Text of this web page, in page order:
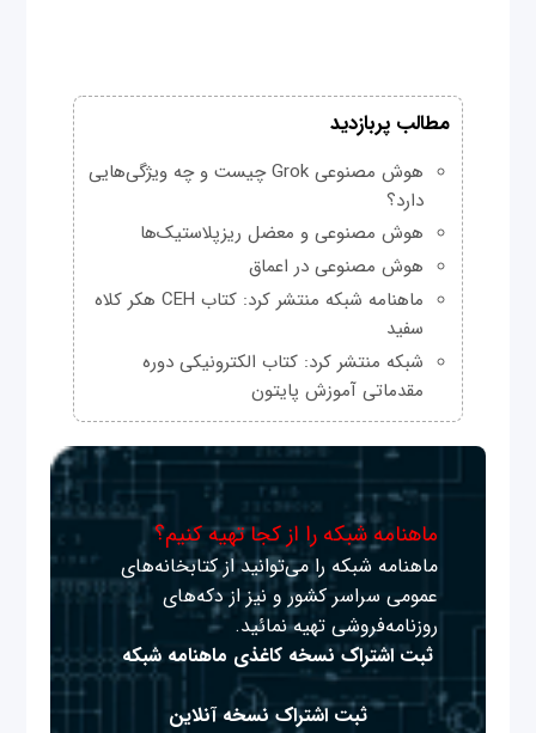
مطالب پربازدید
هوش مصنوعی Grok چیست و چه ویژگی‌هایی
دارد؟
هوش مصنوعی و معضل ریزپلاستیک‌ها
هوش مصنوعی در اعماق
ماهنامه شبکه منتشر کرد: کتاب CEH هکر کلاه
سفید
شبکه منتشر کرد: کتاب الکترونیکی دوره
مقدماتی آموزش پایتون
ماهنامه شبکه را از کجا تهیه کنیم؟
ماهنامه شبکه را می‌توانید از کتابخانه‌های
عمومی سراسر کشور و نیز از دکه‌های
روزنامه‌فروشی تهیه نمائید.
ثبت اشتراک نسخه کاغذی ماهنامه شبکه
ثبت اشتراک نسخه آنلاین